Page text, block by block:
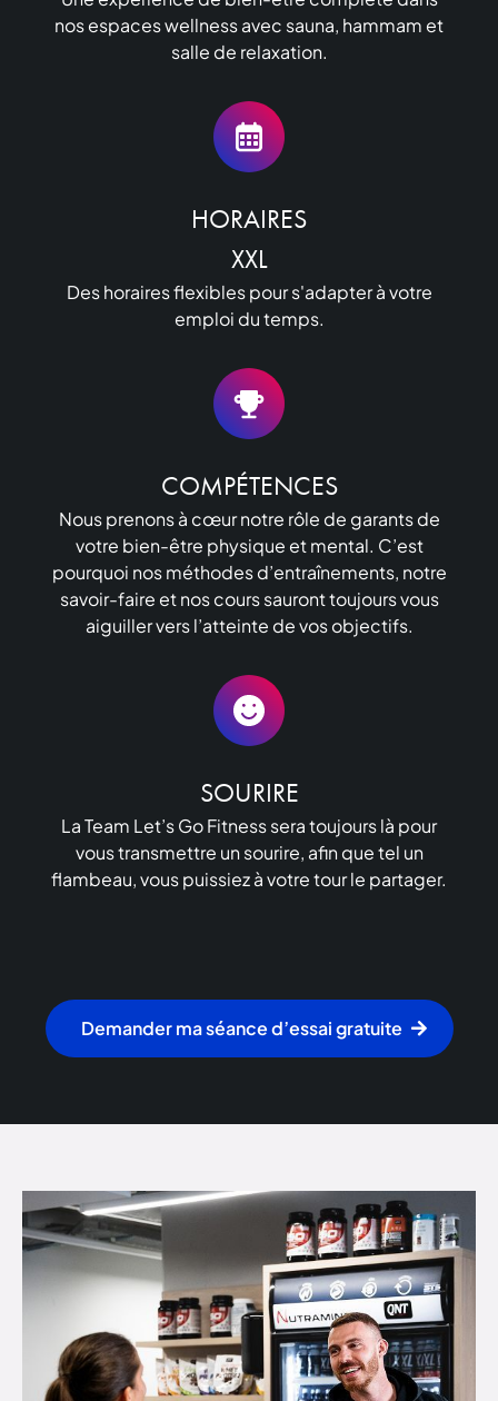
nos espaces wellness avec sauna, hammam et
salle de relaxation.
HORAIRES
XXL
Des horaires flexibles pour s'adapter à votre
emploi du temps.
COMPÉTENCES
Nous prenons à cœur notre rôle de garants de
votre bien-être physique et mental. C’est
pourquoi nos méthodes d’entraînements, notre
savoir-faire et nos cours sauront toujours vous
aiguiller vers l’atteinte de vos objectifs.
SOURIRE
La Team Let’s Go Fitness sera toujours là pour
vous transmettre un sourire, afin que tel un
flambeau, vous puissiez à votre tour le partager.
Demander ma séance d’essai gratuite